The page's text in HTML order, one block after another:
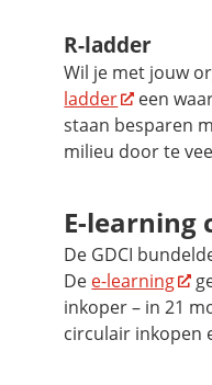
R-ladder
Wil je met jouw
ladder
een
staan besparen
milieu door te
E-learning
De GDCI
De e-learning
inkoper – in 21
circulair inkopen